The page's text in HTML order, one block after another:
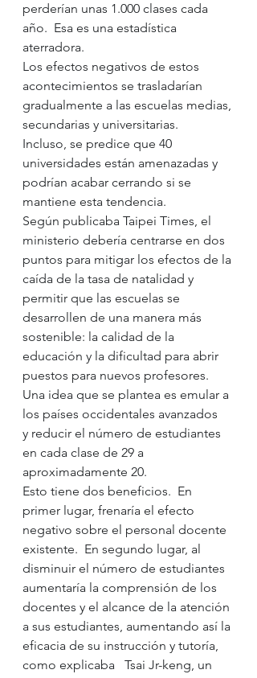
perderían unas 1.000 clases cada
año.  Esa es una estadística
aterradora.
Los efectos negativos de estos
acontecimientos se trasladarían
gradualmente a las escuelas medias,
secundarias y universitarias.
Incluso, se predice que 40
universidades están amenazadas y
podrían acabar cerrando si se
mantiene esta tendencia.
Según publicaba Taipei Times, el
ministerio debería centrarse en dos
puntos para mitigar los efectos de la
caída de la tasa de natalidad y
permitir que las escuelas se
desarrollen de una manera más
sostenible: la calidad de la
educación y la dificultad para abrir
puestos para nuevos profesores.
Una idea que se plantea es emular a
los países occidentales avanzados
y reducir el número de estudiantes
en cada clase de 29 a
aproximadamente 20.
Esto tiene dos beneficios.  En
primer lugar, frenaría el efecto
negativo sobre el personal docente
existente.  En segundo lugar, al
disminuir el número de estudiantes
aumentaría la comprensión de los
docentes y el alcance de la atención
a sus estudiantes, aumentando así la
eficacia de su instrucción y tutoría,
como explicaba   Tsai Jr-keng, un